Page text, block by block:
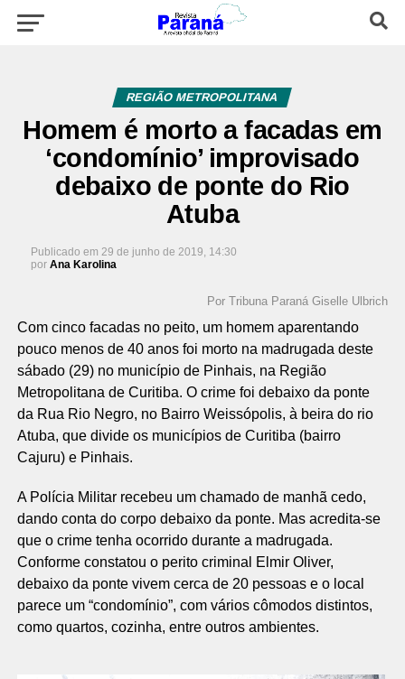
REGIÃO METROPOLITANA
Homem é morto a facadas em
‘condomínio’ improvisado
debaixo de ponte do Rio
Atuba
Publicado em 29 de junho de 2019, 14:30
por Ana Karolina
Por Tribuna Paraná Giselle Ulbrich
Com cinco facadas no peito, um homem aparentando
pouco menos de 40 anos foi morto na madrugada deste
sábado (29) no município de Pinhais, na Região
Metropolitana de Curitiba. O crime foi debaixo da ponte
da Rua Rio Negro, no Bairro Weissópolis, à beira do rio
Atuba, que divide os municípios de Curitiba (bairro
Cajuru) e Pinhais.
A Polícia Militar recebeu um chamado de manhã cedo,
dando conta do corpo debaixo da ponte. Mas acredita-se
que o crime tenha ocorrido durante a madrugada.
Conforme constatou o perito criminal Elmir Oliver,
debaixo da ponte vivem cerca de 20 pessoas e o local
parece um “condomínio”, com vários cômodos distintos,
como quartos, cozinha, entre outros ambientes.